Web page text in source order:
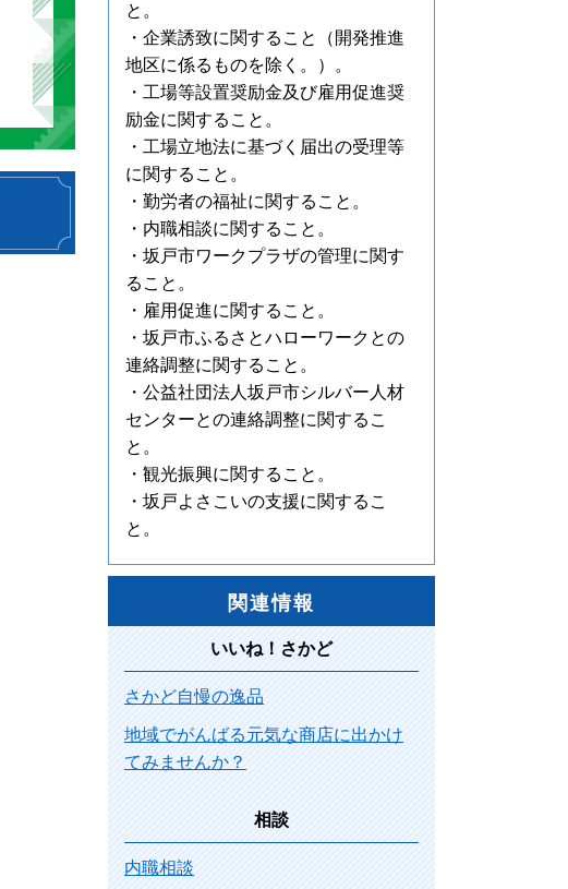
と。
・企業誘致に関すること（開発推進
地区に係るものを除く。）。
・工場等設置奨励金及び雇用促進奨
励金に関すること。
・工場立地法に基づく届出の受理等
に関すること。
・勤労者の福祉に関すること。
・内職相談に関すること。
・坂戸市ワークプラザの管理に関す
ること。
・雇用促進に関すること。
・坂戸市ふるさとハローワークとの
連絡調整に関すること。
・公益社団法人坂戸市シルバー人材
センターとの連絡調整に関するこ
と。
・観光振興に関すること。
・坂戸よさこいの支援に関するこ
と。
関連情報
いいね！さかど
さかど自慢の逸品
地域でがんばる元気な商店に出かけ
てみませんか？
相談
内職相談